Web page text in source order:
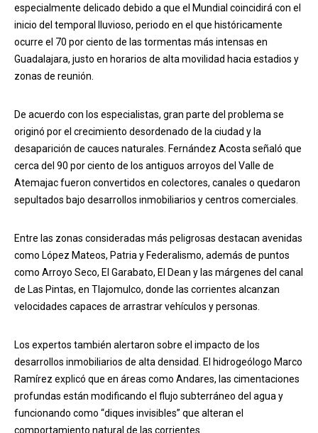
especialmente delicado debido a que el Mundial coincidirá con el
inicio del temporal lluvioso, periodo en el que históricamente
ocurre el 70 por ciento de las tormentas más intensas en
Guadalajara, justo en horarios de alta movilidad hacia estadios y
zonas de reunión.
De acuerdo con los especialistas, gran parte del problema se
originó por el crecimiento desordenado de la ciudad y la
desaparición de cauces naturales. Fernández Acosta señaló que
cerca del 90 por ciento de los antiguos arroyos del Valle de
Atemajac fueron convertidos en colectores, canales o quedaron
sepultados bajo desarrollos inmobiliarios y centros comerciales.
Entre las zonas consideradas más peligrosas destacan avenidas
como López Mateos, Patria y Federalismo, además de puntos
como Arroyo Seco, El Garabato, El Dean y las márgenes del canal
de Las Pintas, en Tlajomulco, donde las corrientes alcanzan
velocidades capaces de arrastrar vehículos y personas.
Los expertos también alertaron sobre el impacto de los
desarrollos inmobiliarios de alta densidad. El hidrogeólogo Marco
Ramírez explicó que en áreas como Andares, las cimentaciones
profundas están modificando el flujo subterráneo del agua y
funcionando como “diques invisibles” que alteran el
comportamiento natural de las corrientes.